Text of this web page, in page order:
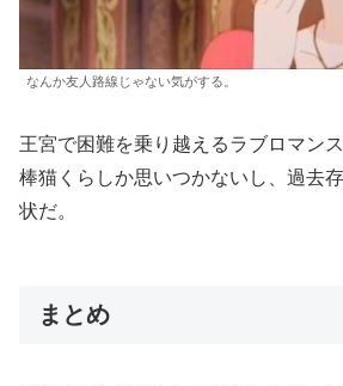
なんか友人路線じゃない気がする。
王宮で困難を乗り越えるラブロマン
棒猫くらしか思いつかないし、過去
状だ。
まとめ